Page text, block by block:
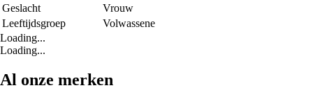
Geslacht
Vrouw
Leeftijdsgroep
Volwassene
Loading...
Loading...
Al onze merken